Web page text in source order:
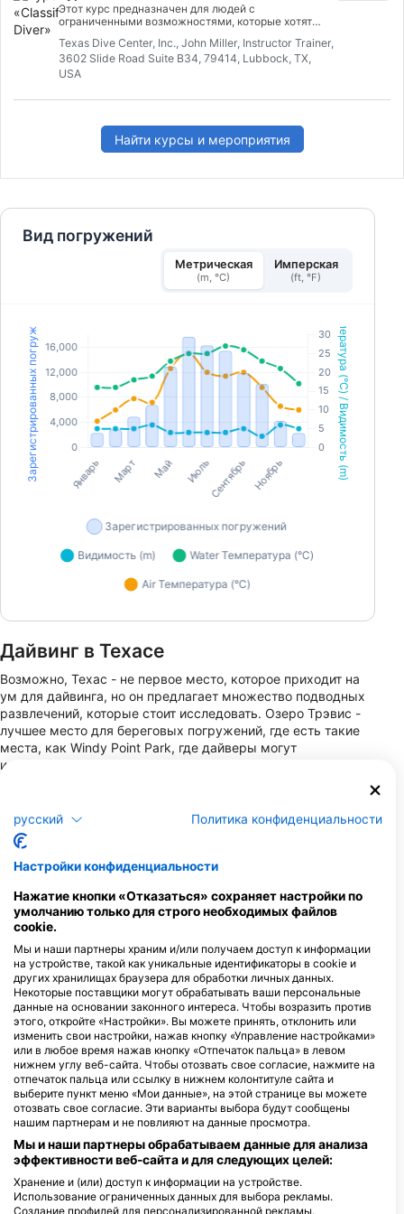
магазине и получить скидку 10%. Остальное
необходимое снаряжение мы предоставим тебе.
всё начинается. Начни уже сегодня!
Этот курс предназначен для людей с
ограниченными возможностями, которые хотят
Texas Dive Center, Inc., John Miller, Instructor Trainer,
3602 Slide Road Suite B34, 79414, Lubbock, TX,
USA
Найти курсы и мероприятия
Вид погружений
Метрическая
(m, °C)
Имперская
(ft, °F)
Дайвинг в Техасе
Возможно, Техас - не первое место, которое приходит на
ум для дайвинга, но он предлагает множество подводных
развлечений, которые стоит исследовать. Озеро Трэвис -
лучшее место для береговых погружений, где есть такие
места, как Windy Point Park, где дайверы могут
исследовать затонувшие лодки и уникальные подводные
погружения на затонувшие суда, которое позволяет
дайверам заглянуть в морскую историю.
Для тех, кто ищет уникальных впечатлений, ночные
погружения в пресноводных озерах Техаса предлагают
встречи с ночными пресноводными существами. Дайверы
могут наслаждаться балансом берегового и лодочного
дайвинга; однако лайваборды встречаются реже, поэтому
более популярны варианты с берегом и дневными
лодками. Независимо от того, интересуют ли тебя
затонувшие корабли или спокойствие ночного погружения,
Техас предоставляет разнообразные возможности для
дайверов любого уровня.
Дайвинг-центры
Woodlands Dive Center
Spring, TX - СОЕДИНЕННЫЕ
ШТАТЫ
русский Политика конфиденциальности
Настройки конфиденциальности
Нажатие кнопки «Отказаться» сохраняет настройки по
умолчанию только для строго необходимых файлов
cookie.
Мы и наши партнеры храним и/или получаем доступ к информации
на устройстве, такой как уникальные идентификаторы в cookie и
других хранилищах браузера для обработки личных данных.
Некоторые поставщики могут обрабатывать ваши персональные
данные на основании законного интереса. Чтобы возразить против
этого, откройте «Настройки». Вы можете принять, отклонить или
изменить свои настройки, нажав кнопку «Управление настройками»
или в любое время нажав кнопку «Отпечаток пальца» в левом
нижнем углу веб-сайта. Чтобы отозвать свое согласие, нажмите на
отпечаток пальца или ссылку в нижнем колонтитуле сайта и
выберите пункт меню «Мои данные», на этой странице вы можете
отозвать свое согласие. Эти варианты выбора будут сообщены
нашим партнерам и не повлияют на данные просмотра.
Мы и наши партнеры обрабатываем данные для анализа
эффективности веб-сайта и для следующих целей:
Хранение и (или) доступ к информации на устройстве.
Использование ограниченных данных для выбора рекламы.
Создание профилей для персонализированной рекламы.